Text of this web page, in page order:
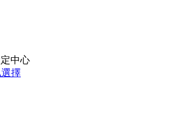
中心
擇